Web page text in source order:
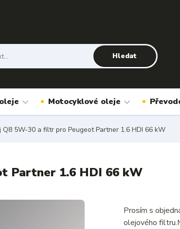
Hledat
Motocyklové oleje
Q8 5W-30 a filtr pro Peugeot Partner 1.6 HDI 66 kW
Partner 1.6 HDI 66 kW
Prosím s
olejového